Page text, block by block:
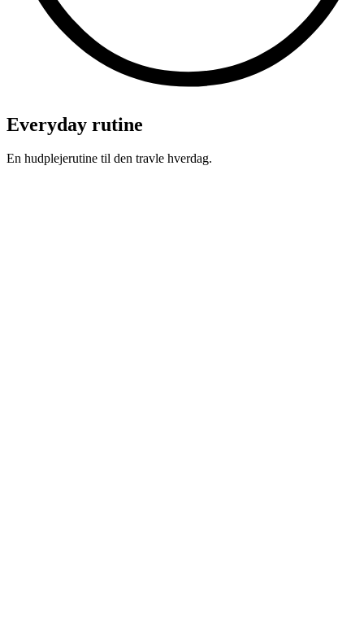
Everyday rutine
En hudplejerutine til den travle hverdag.